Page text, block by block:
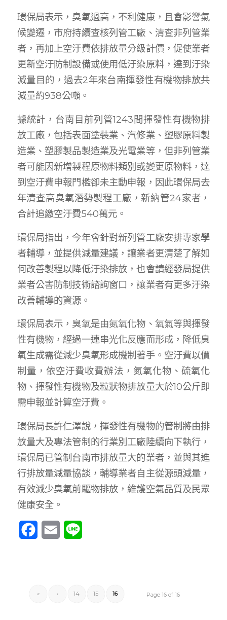
環保局表示，臭氧過高，不利健康，且會影響氣
候變遷，市府持續查核列管工廠、清查非列管業
者，再加上空汙費依排放量分級計價，促使業者
更新空汙防制設備或使用低汙染原料，達到汙染
減量目的，過去2年來台南揮發性有機物排放共
減量約938公噸。
據統計，台南目前列管1243間揮發性有機物排
放工廠，包括表面塗裝業、汽修業、塑膠原料製
造業、塑膠製品製造業及光電業等，但非列管業
者可能因新增製程原物料類別或變更原物料，達
到空汙費申報門檻卻未主動申報，因此環保局去
年清查高臭氧潛勢製程工廠，新納管24家者，
合計追繳空汙費540萬元。
環保局指出，今年會針對新列管工廠安排專家學
者輔導，並提供減量建議，讓業者更清楚了解如
何改善製程以降低汙染排放，也會請經發局提供
業者公害防制技術諮詢窗口，讓業者有更多汙染
改善輔導的資源。
環保局表示，臭氧是由氮氧化物、氧氣等與揮發
性有機物，經過一連串光化反應而形成，降低臭
氧生成需從減少臭氧形成機制著手。空汙費以價
制量，依空汙費收費辦法，氮氧化物、硫氧化
物、揮發性有機物及粒狀物排放量大於10公斤即
需申報並計算空汙費。
環保局長許仁澤說，揮發性有機物的管制將由排
放量大及專法管制的行業別工廠陸續向下執行，
環保局已管制台南市排放量大的業者，並與其進
行排放量減量協談，輔導業者自主從源頭減量，
有效減少臭氧前驅物排放，維護空氣品質及民眾
健康安全。
Facebook
Email
Page 16 of 16
« ‹ 14 15 16